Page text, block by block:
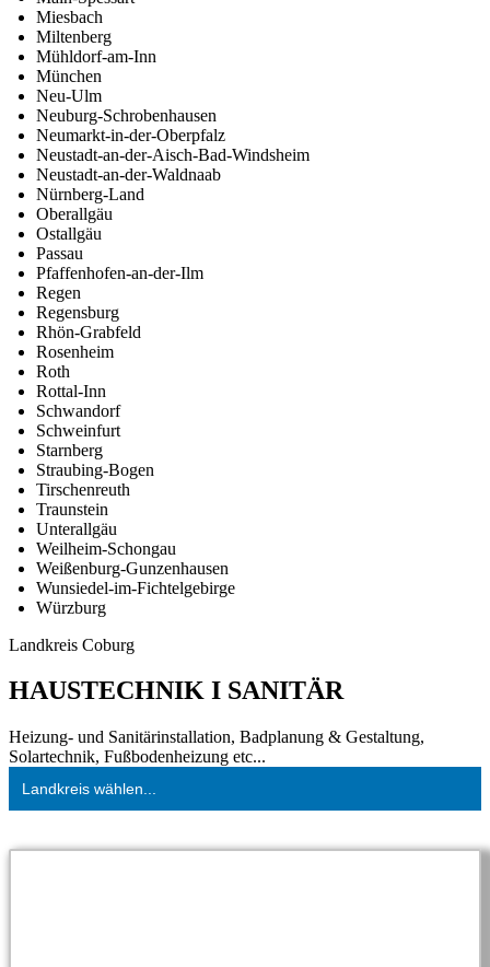
Miesbach
Miltenberg
Mühldorf-am-Inn
München
Neu-Ulm
Neuburg-Schrobenhausen
Neumarkt-in-der-Oberpfalz
Neustadt-an-der-Aisch-Bad-Windsheim
Neustadt-an-der-Waldnaab
Nürnberg-Land
Oberallgäu
Ostallgäu
Passau
Pfaffenhofen-an-der-Ilm
Regen
Regensburg
Rhön-Grabfeld
Rosenheim
Roth
Rottal-Inn
Schwandorf
Schweinfurt
Starnberg
Straubing-Bogen
Tirschenreuth
Traunstein
Unterallgäu
Weilheim-Schongau
Weißenburg-Gunzenhausen
Wunsiedel-im-Fichtelgebirge
Würzburg
Landkreis Coburg
HAUSTECHNIK I SANITÄR
Heizung- und Sanitärinstallation, Badplanung & Gestaltung,
Solartechnik, Fußbodenheizung etc...
Landkreis wählen...